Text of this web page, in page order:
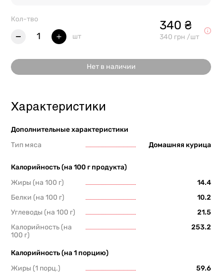
Кол-тво
1 шт
340 ₴
340 грн /шт
Нет в наличии
Характеристики
Дополнительные характеристики
Тип мяса
Домашняя курица
Калорийность (на 100 г продукта)
Жиры (на 100 г)
14.4
Белки (на 100 г)
10.2
Углеводы (на 100 г)
21.5
Калорийность (на
100 г)
253.2
Калорийность (на 1 порцию)
Жиры (1 порц.)
59.6